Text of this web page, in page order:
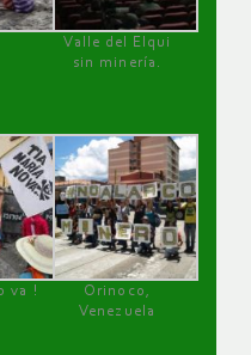
Valle del Elqui
sin minería.
va !
Orinoco,
Venezuela